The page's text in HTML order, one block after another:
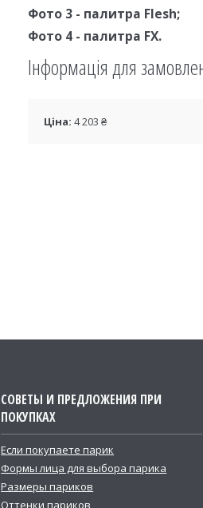
Фото 3 - палитра Flesh;
Фото 4 - палитра FX.
Інформація для
Ціна: 4 203 ₴
СОВЕТЫ И ПРЕДЛОЖЕНИЯ ПРИ
ПОКУПКАХ
Если покупаете парик
Формы лица для выбора парика
Размеры париков
Оттенки париков